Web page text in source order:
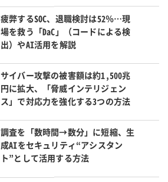
疲弊するSOC、退職検討は52％…現
場を救う「DaC」（コードによる検
出）やAI活用を解説
サイバー攻撃の被害額は約1,500兆
円に拡大、「脅威インテリジェン
ス」で対応力を強化する3つの方法
調査を「数時間→数分」に短縮、生
成AIをセキュリティ“アシスタン
ト”として活用する方法